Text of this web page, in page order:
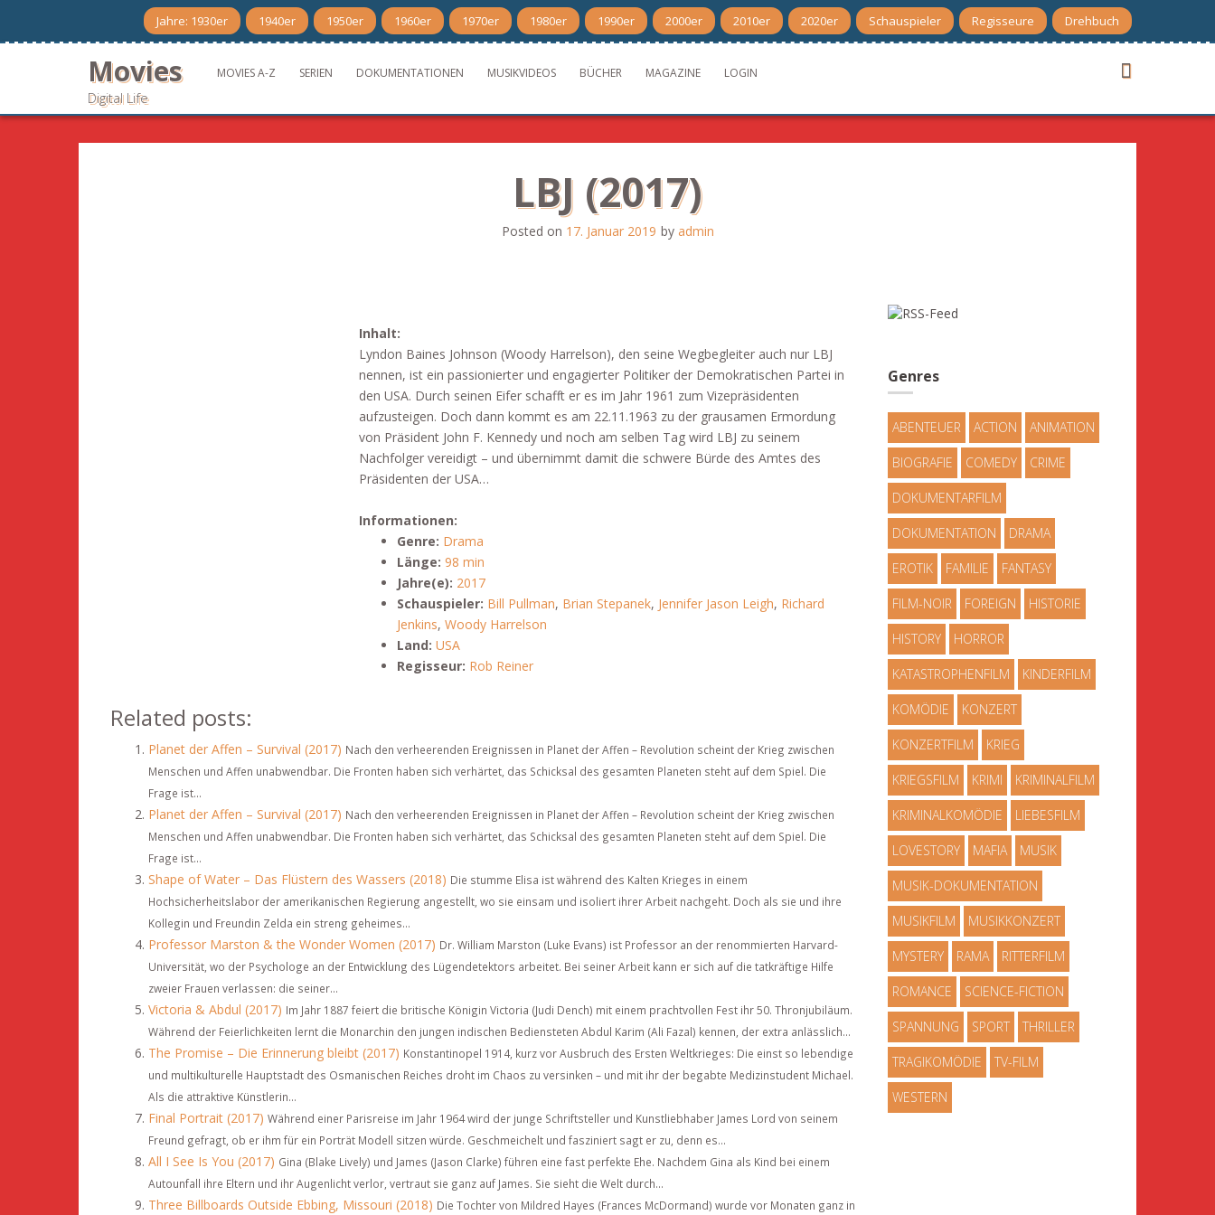
content
Jahre: 1930er 1940er 1950er 1960er 1970er 1980er 1990er 2000er 2010er 2020er Schauspieler Regisseure Drehbuch
Movies
Digital Life
MOVIES A-Z SERIEN DOKUMENTATIONEN MUSIKVIDEOS BÜCHER MAGAZINE LOGIN
LBJ (2017)
Posted on 17. Januar 2019 by admin
Inhalt:
Lyndon Baines Johnson (Woody Harrelson), den seine Wegbegleiter auch nur LBJ
nennen, ist ein passionierter und engagierter Politiker der Demokratischen Partei in
den USA. Durch seinen Eifer schafft er es im Jahr 1961 zum Vizepräsidenten
aufzusteigen. Doch dann kommt es am 22.11.1963 zu der grausamen Ermordung
von Präsident John F. Kennedy und noch am selben Tag wird LBJ zu seinem
Nachfolger vereidigt – und übernimmt damit die schwere Bürde des Amtes des
Präsidenten der USA…
Informationen:
Genre: Drama
Länge: 98 min
Jahre(e): 2017
Schauspieler: Bill Pullman, Brian Stepanek, Jennifer Jason Leigh, Richard
Jenkins, Woody Harrelson
Land: USA
Regisseur: Rob Reiner
Related posts:
Planet der Affen – Survival (2017) Nach den verheerenden Ereignissen in Planet der Affen – Revolution scheint der Krieg zwischen
Menschen und Affen unabwendbar. Die Fronten haben sich verhärtet, das Schicksal des gesamten Planeten steht auf dem Spiel. Die
Frage ist...
Planet der Affen – Survival (2017) Nach den verheerenden Ereignissen in Planet der Affen – Revolution scheint der Krieg zwischen
Menschen und Affen unabwendbar. Die Fronten haben sich verhärtet, das Schicksal des gesamten Planeten steht auf dem Spiel. Die
Frage ist...
Shape of Water – Das Flüstern des Wassers (2018) Die stumme Elisa ist während des Kalten Krieges in einem
Hochsicherheitslabor der amerikanischen Regierung angestellt, wo sie einsam und isoliert ihrer Arbeit nachgeht. Doch als sie und ihre
Kollegin und Freundin Zelda ein streng geheimes...
Professor Marston & the Wonder Women (2017) Dr. William Marston (Luke Evans) ist Professor an der renommierten Harvard-
Universität, wo der Psychologe an der Entwicklung des Lügendetektors arbeitet. Bei seiner Arbeit kann er sich auf die tatkräftige Hilfe
zweier Frauen verlassen: die seiner...
Victoria & Abdul (2017) Im Jahr 1887 feiert die britische Königin Victoria (Judi Dench) mit einem prachtvollen Fest ihr 50. Thronjubiläum.
Während der Feierlichkeiten lernt die Monarchin den jungen indischen Bediensteten Abdul Karim (Ali Fazal) kennen, der extra anlässlich...
The Promise – Die Erinnerung bleibt (2017) Konstantinopel 1914, kurz vor Ausbruch des Ersten Weltkrieges: Die einst so lebendige
und multikulturelle Hauptstadt des Osmanischen Reiches droht im Chaos zu versinken – und mit ihr der begabte Medizinstudent Michael.
Als die attraktive Künstlerin...
Final Portrait (2017) Während einer Parisreise im Jahr 1964 wird der junge Schriftsteller und Kunstliebhaber James Lord von seinem
Freund gefragt, ob er ihm für ein Porträt Modell sitzen würde. Geschmeichelt und fasziniert sagt er zu, denn es...
All I See Is You (2017) Gina (Blake Lively) und James (Jason Clarke) führen eine fast perfekte Ehe. Nachdem Gina als Kind bei einem
Autounfall ihre Eltern und ihr Augenlicht verlor, vertraut sie ganz auf James. Sie sieht die Welt durch...
Three Billboards Outside Ebbing, Missouri (2018) Die Tochter von Mildred Hayes (Frances McDormand) wurde vor Monaten ganz in
Genres
ABENTEUER ACTION ANIMATION
BIOGRAFIE COMEDY CRIME
DOKUMENTARFILM
DOKUMENTATION DRAMA
EROTIK FAMILIE FANTASY
FILM-NOIR FOREIGN HISTORIE
HISTORY HORROR
KATASTROPHENFILM KINDERFILM
KOMÖDIE KONZERT
KONZERTFILM KRIEG
KRIEGSFILM KRIMI KRIMINALFILM
KRIMINALKOMÖDIE LIEBESFILM
LOVESTORY MAFIA MUSIK
MUSIK-DOKUMENTATION
MUSIKFILM MUSIKKONZERT
MYSTERY RAMA RITTERFILM
ROMANCE SCIENCE-FICTION
SPANNUNG SPORT THRILLER
TRAGIKOMÖDIE TV-FILM
WESTERN